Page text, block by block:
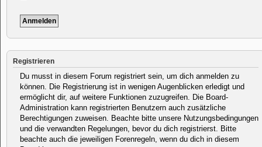
Registrieren
Du musst in diesem Forum registriert sein, um dich anmelden zu
können. Die Registrierung ist in wenigen Augenblicken erledigt und
ermöglicht dir, auf weitere Funktionen zuzugreifen. Die Board-
Administration kann registrierten Benutzern auch zusätzliche
Berechtigungen zuweisen. Beachte bitte unsere Nutzungsbedingungen
und die verwandten Regelungen, bevor du dich registrierst. Bitte
beachte auch die jeweiligen Forenregeln, wenn du dich in diesem